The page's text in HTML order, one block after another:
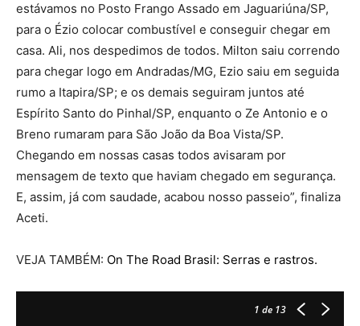
estávamos no Posto Frango Assado em Jaguariúna/SP,
para o Ézio colocar combustível e conseguir chegar em
casa. Ali, nos despedimos de todos. Milton saiu correndo
para chegar logo em Andradas/MG, Ezio saiu em seguida
rumo a Itapira/SP; e os demais seguiram juntos até
Espírito Santo do Pinhal/SP, enquanto o Ze Antonio e o
Breno rumaram para São João da Boa Vista/SP.
Chegando em nossas casas todos avisaram por
mensagem de texto que haviam chegado em segurança.
E, assim, já com saudade, acabou nosso passeio”, finaliza
Aceti.
VEJA TAMBÉM: On The Road Brasil: Serras e rastros.
1 de 13